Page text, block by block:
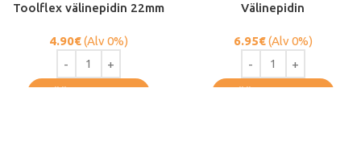
Toolflex välinepidin 22mm
4.90€(Alv 0%)
Välinepidin
6.95€(Alv 0%)